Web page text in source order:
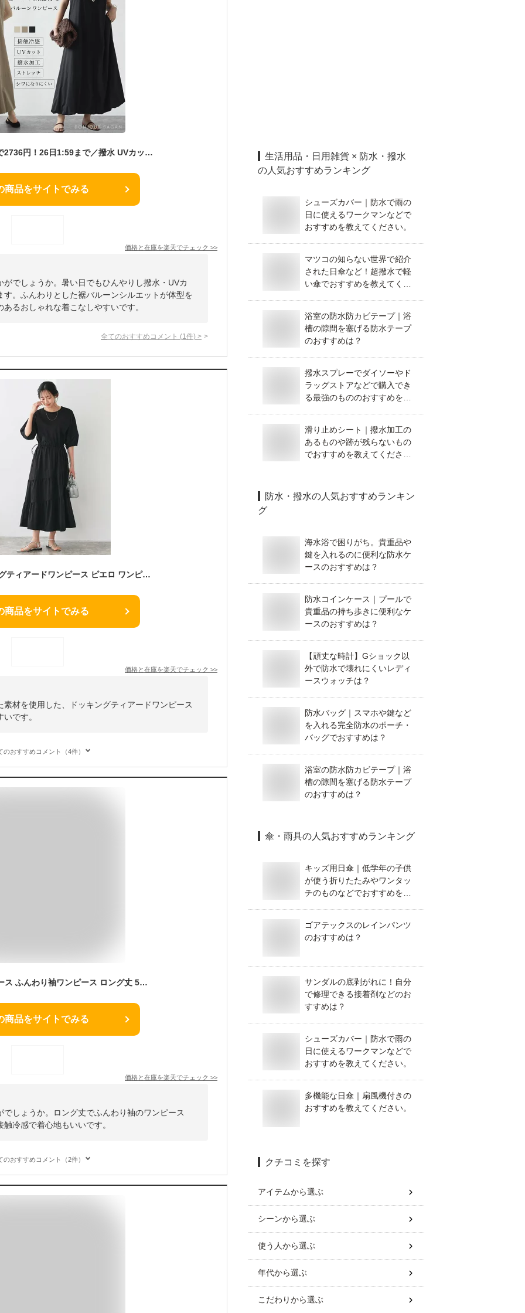
＼70％OFFクーポンで2736円！26日1:59まで／撥水 UVカット バルーンワンピース レディース ノースリーブ ワンピース 軽量 接触冷感 はっ水 雨の日 梅雨 シワになりにくい ボンジュールサガン 裾バルーン多機能ノースリワンピ 77-003773
商品をサイトでみる
価格と在庫を楽天でチェック >>
でしょうか。暑い日でもひんやりし撥水・UVカ
。ふんわりとした裾バルーンシルエットが体型を
るおしゃれな着こなしやすいです。
全てのおすすめコメント (1 件) >
Pierrot 撥水ドッキングティアードワンピース ピエロ ワンピース・ドレス ワンピース ホワイト ブラック【送料無料】
商品をサイトでみる
価格と在庫を楽天でチェック >>
材を使用した、ドッキングティアードワンピース
です。
のおすすめコメント（4件）
大きいサイズ レディース ふんわり袖ワンピース ロング丈 5分袖 撥水 UVカット 接触冷感 水際 UVSS LL/3L/4L/5L ゆったりサイズ ぽっちゃり女子 プラスサイズ
商品をサイトでみる
価格と在庫を楽天でチェック >>
しょうか。ロング丈でふんわり袖のワンピース
冷感で着心地もいいです。
のおすすめコメント（2件）
生活用品・日用雑貨 × 防水・撥水
の人気おすすめランキング
シューズカバー｜防水で雨の
日に使えるワークマンなどで
おすすめを教えてください。
マツコの知らない世界で紹介
された日傘など！超撥水で軽
い傘でおすすめを教えてくだ
浴室の防水防カビテープ｜浴
槽の隙間を塞げる防水テープ
のおすすめは？
撥水スプレーでダイソーやド
ラッグストアなどで購入でき
る最強のもののおすすめを教
滑り止めシート｜撥水加工の
あるものや跡が残らないもの
でおすすめを教えてくださ
防水・撥水の人気おすすめランキン
グ
海水浴で困りがち。貴重品や
鍵を入れるのに便利な防水ケ
ースのおすすめは？
防水コインケース｜プールで
貴重品の持ち歩きに便利なケ
ースのおすすめは？
【頑丈な時計】Gショック以
外で防水で壊れにくいレディ
ースウォッチは？
防水バッグ｜スマホや鍵など
を入れる完全防水のポーチ・
バッグでおすすめは？
浴室の防水防カビテープ｜浴
槽の隙間を塞げる防水テープ
のおすすめは？
傘・雨具の人気おすすめランキング
キッズ用日傘｜低学年の子供
が使う折りたたみやワンタッ
チのものなどでおすすめを教
ゴアテックスのレインパンツ
のおすすめは？
サンダルの底剥がれに！自分
で修理できる接着剤などのお
すすめは？
シューズカバー｜防水で雨の
日に使えるワークマンなどで
おすすめを教えてください。
多機能な日傘｜扇風機付きの
おすすめを教えてください。
クチコミを探す
アイテムから選ぶ
シーンから選ぶ
使う人から選ぶ
年代から選ぶ
こだわりから選ぶ